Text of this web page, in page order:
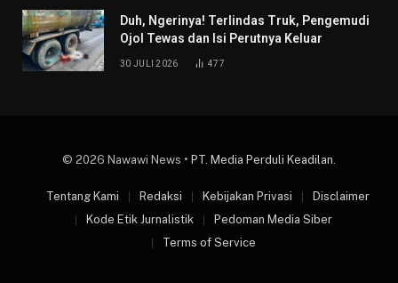
Duh, Ngerinya! Terlindas Truk, Pengemudi
Ojol Tewas dan Isi Perutnya Keluar
30 JULI 2026 477
© 2026 Nawawi News • PT. Media Perduli Keadilan
Tentang Kami Redaksi Kebijakan Privasi
Disclaimer
Kode Etik Jurnalistik
Pedoman Media Siber
Terms of Service